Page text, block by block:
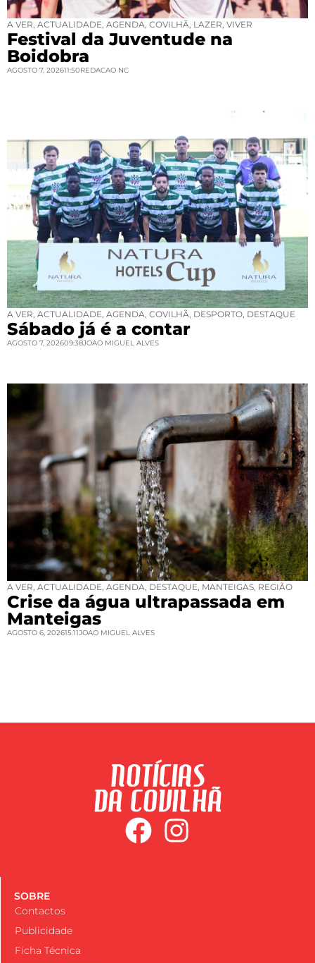
A VER ACTUALIDADE AGENDA COVILHÃ LAZER VIVER
Festival da Juventude na
Boidobra
AGOSTO 7, 202611:50REDACAO NC
A VER ACTUALIDADE AGENDA COVILHÃ DESPORTO DESTAQUE
Sábado já é a contar
AGOSTO 7, 202609:38JOAO MIGUEL ALVES
A VER ACTUALIDADE AGENDA DESTAQUE MANTEIGAS REGIÃO
Crise da água ultrapassada em
Manteigas
AGOSTO 6, 202615:11JOAO MIGUEL ALVES
SOBRE
Contactos
Publicidade
Ficha Técnica